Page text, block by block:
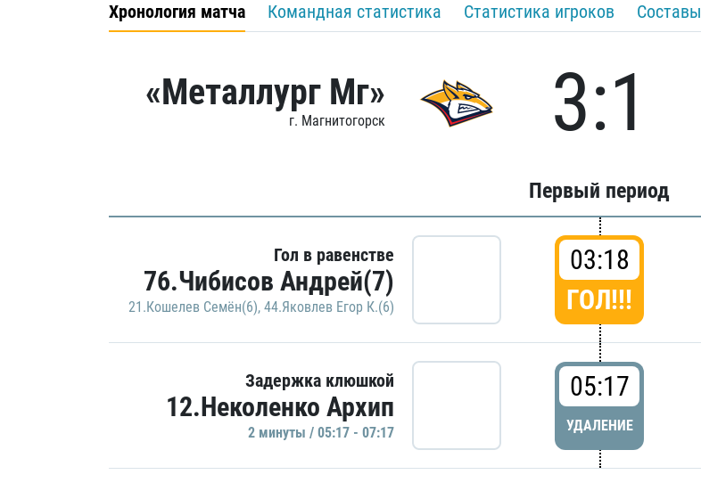
Хронология матча Командная статистика Статистика игроков Составы
«Металлург Мг»
г. Магнитогорск 3:1
Первый период
Гол в равенстве
76.Чибисов Андрей(7)
21.Кошелев Семён(6), 44.Яковлев Егор К.(6)
03:18
ГОЛ!!!
Задержка клюшкой
12.Неколенко Архип
2 минуты / 05:17 - 07:17
05:17
УДАЛЕНИЕ